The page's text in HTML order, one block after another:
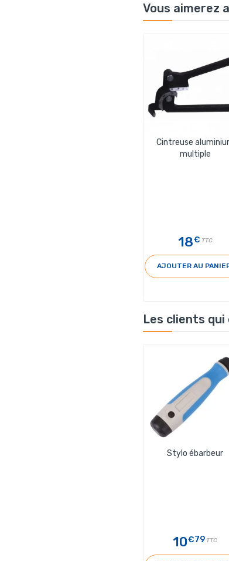
Vous aimerez
Cintreuse
multiple
18€ TTC
AJOUTER AU
Les clients
Stylo ébarbeur
10€79 TTC